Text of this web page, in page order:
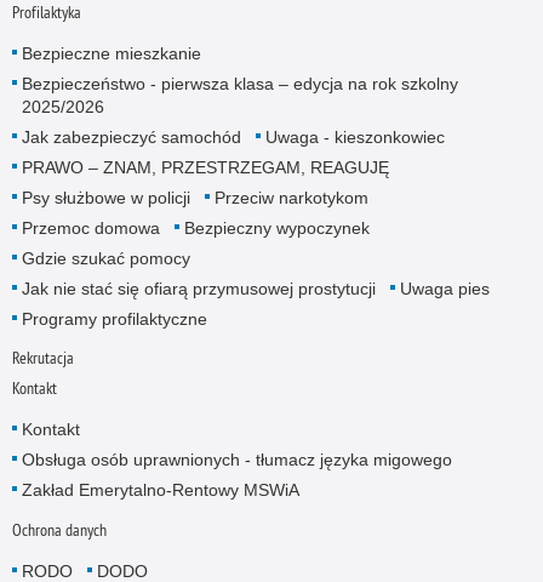
Profilaktyka
Bezpieczne mieszkanie
Bezpieczeństwo - pierwsza klasa – edycja na rok szkolny
2025/2026
Jak zabezpieczyć samochód
Uwaga - kieszonkowiec
PRAWO – ZNAM, PRZESTRZEGAM, REAGUJĘ
Psy służbowe w policji
Przeciw narkotykom
Przemoc domowa
Bezpieczny wypoczynek
Gdzie szukać pomocy
Jak nie stać się ofiarą przymusowej prostytucji
Uwaga pies
Programy profilaktyczne
Rekrutacja
Kontakt
Kontakt
Obsługa osób uprawnionych - tłumacz języka migowego
Zakład Emerytalno-Rentowy MSWiA
Ochrona danych
RODO
DODO